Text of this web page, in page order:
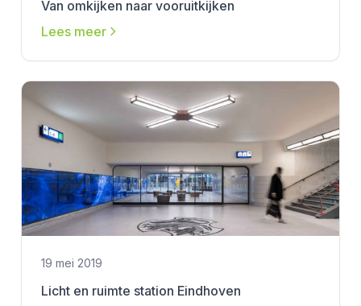
Van omkijken naar vooruitkijken
Lees meer
19 mei 2019
Licht en ruimte station Eindhoven